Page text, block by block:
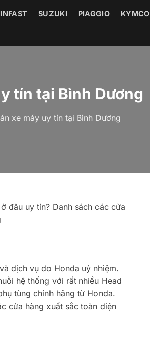
SUZUKI PIAGGIO KYMCO
tín tại Bình Dương
xe máy uy tín tại Bình Dương
đâu uy tín? Danh sách các cửa
dịch vụ do Honda uỷ nhiệm.
hệ thống với rất nhiều Head
tùng chính hãng từ Honda.
cửa hàng xuất sắc toàn diện